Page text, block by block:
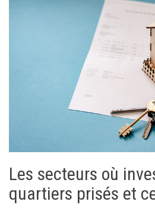
Les secteurs où
quartiers prisés et